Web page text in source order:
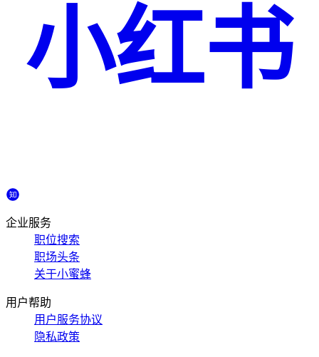
小红书
企业服务
职位搜索
职场头条
关于小蜜蜂
用户帮助
用户服务协议
隐私政策